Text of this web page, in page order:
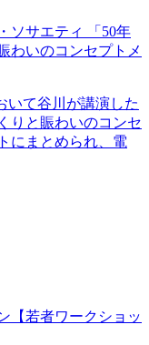
ソサエティ 「50年
わいのコンセプトメ
いて谷川が講演した
りと賑わいのコンセ
にまとめられ、電
【若者ワークショッ